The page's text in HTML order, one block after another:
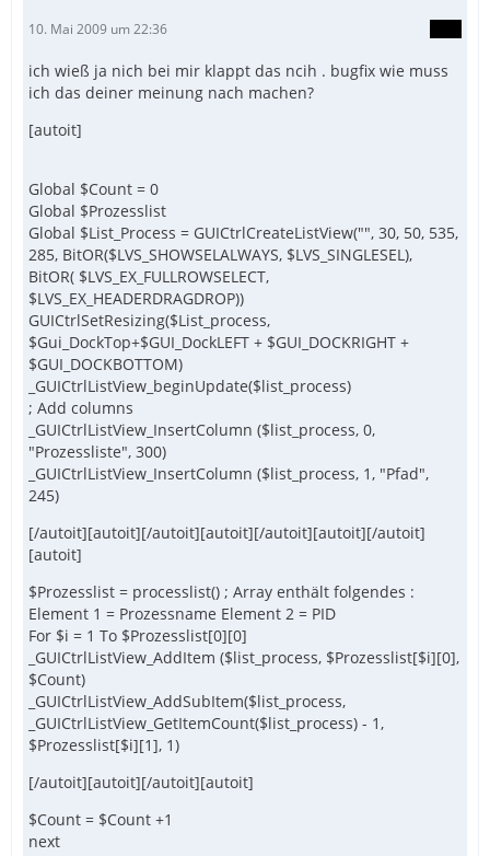
10. Mai 2009 um 22:36
ich wieß ja nich bei mir klappt das ncih . bugfix wie muss
ich das deiner meinung nach machen?
[autoit]
Global $Count = 0
Global $Prozesslist
Global $List_Process = GUICtrlCreateListView("", 30, 50, 535,
285, BitOR($LVS_SHOWSELALWAYS, $LVS_SINGLESEL),
BitOR( $LVS_EX_FULLROWSELECT,
$LVS_EX_HEADERDRAGDROP))
GUICtrlSetResizing($List_process,
$Gui_DockTop+$GUI_DockLEFT + $GUI_DOCKRIGHT +
$GUI_DOCKBOTTOM)
_GUICtrlListView_beginUpdate($list_process)
; Add columns
_GUICtrlListView_InsertColumn ($list_process, 0,
"Prozessliste", 300)
_GUICtrlListView_InsertColumn ($list_process, 1, "Pfad",
245)
[/autoit][autoit][/autoit][autoit][/autoit][autoit][/autoit]
[autoit]
$Prozesslist = processlist() ; Array enthält folgendes :
Element 1 = Prozessname Element 2 = PID
For $i = 1 To $Prozesslist[0][0]
_GUICtrlListView_AddItem ($list_process, $Prozesslist[$i][0],
$Count)
_GUICtrlListView_AddSubItem($list_process,
_GUICtrlListView_GetItemCount($list_process) - 1,
$Prozesslist[$i][1], 1)
[/autoit][autoit][/autoit][autoit]
$Count = $Count +1
next